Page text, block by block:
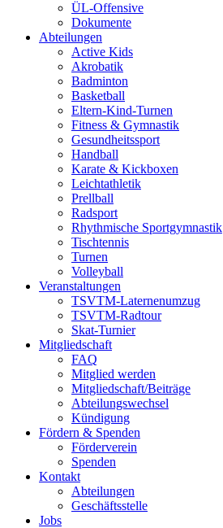
ÜL-Offensive
Dokumente
Abteilungen
Active Kids
Akrobatik
Badminton
Basketball
Eltern-Kind-Turnen
Fitness & Gymnastik
Gesundheitssport
Handball
Karate & Kickboxen
Leichtathletik
Prellball
Radsport
Rhythmische Sportgymnastik
Tischtennis
Turnen
Volleyball
Veranstaltungen
TSVTM-Laternenumzug
TSVTM-Radtour
Skat-Turnier
Mitgliedschaft
FAQ
Mitglied werden
Mitgliedschaft/Beiträge
Abteilungswechsel
Kündigung
Fördern & Spenden
Förderverein
Spenden
Kontakt
Abteilungen
Geschäftsstelle
Jobs